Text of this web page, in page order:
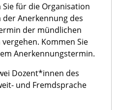
für die Organisation
Anerkennung des
der mündlichen
Kommen Sie
Anerkennungstermin.
Dozent*innen des
und Fremdsprache